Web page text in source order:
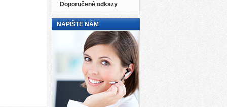
Doporučené odkazy
NAPIŠTE NÁM